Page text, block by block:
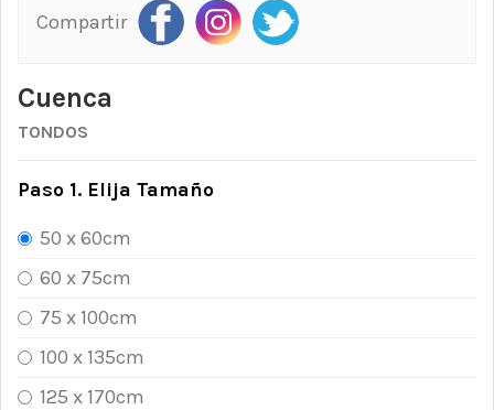
Compartir
Cuenca
TONDOS
Paso 1. Elija Tamaño
50 x 60cm
60 x 75cm
75 x 100cm
100 x 135cm
125 x 170cm